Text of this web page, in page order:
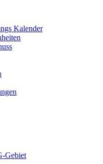
Kalender
Gebiet